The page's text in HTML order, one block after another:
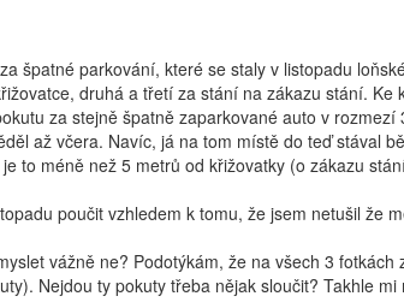
špatné parkování, které se staly v listopadu
druhá a třetí za stání na zákazu stání.
za stejně špatně zaparkované auto v
až včera. Navíc, já na tom místě do teď stával
to méně než 5 metrů od křižovatky (o zákazu
poučit vzhledem k tomu, že jsem netušil že
vážně ne? Podotýkám, že na všech 3
Nejdou ty pokuty třeba nějak sloučit? Takhle